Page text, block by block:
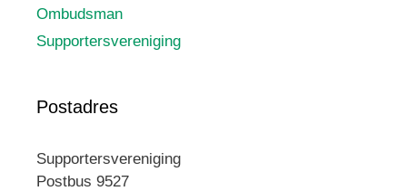
Ombudsman
Supportersvereniging
Postadres
Supportersvereniging
Postbus 9527